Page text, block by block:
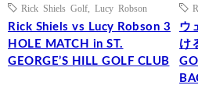
Rick Shiels Golf
Lucy Robson
Rick Shiels vs Lucy Robson 3
HOLE MATCH in ST.
GEORGE’S HILL GOLF CLUB
ウ
け